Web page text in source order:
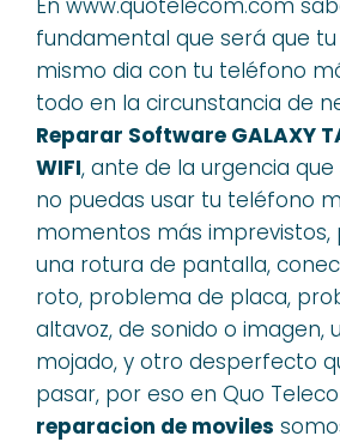
En www.quotelecom.com
fundamental que será que
mismo dia con tu teléfono
todo en la circunstancia de
Reparar Software GALAXY
WIFI, ante de la urgencia
no puedas usar tu teléfono
momentos más imprevistos,
una rotura de pantalla,
roto, problema de placa,
altavoz, de sonido o imagen,
mojado, y otro desperfecto
pasar, por eso en Quo
reparacion de moviles